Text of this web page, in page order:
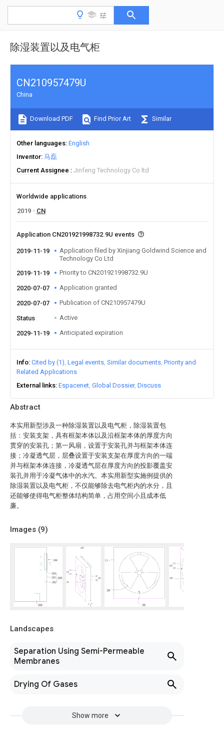
除湿装置以及电气柜
Abstract
本实用新型涉及一种除湿装置以及电气柜，除湿装置包
括：安装支架，具有框架本体以及沿框架本体的厚度方向
贯穿的安装孔；第一风扇，设置于安装孔并与框架本体连
接；冷凝透气层，层叠设置于安装支架在厚度方向的一端
并与框架本体连接，冷凝透气层在厚度方向的投影覆盖安
装孔并用于冷凝气体中的水汽。本实用新型实施例提供的
除湿装置以及电气柜，不仅能够除去电气柜内的水分，且
还能够使得电气柜整体结构简单，占用空间小且成本低
廉。
Images (9)
Landscapes
Separation Using Semi-Permeable
Membranes
Drying Of Gases
Show more
CN210957479U
China
Download PDF Find Prior Art Similar
Other languages English
Inventor 马磊
Current Assignee
Jinfeng Technology Co ltd
Worldwide applications
2019
CN
Application CN201921998732.9U events
2019-11-19
Application filed by Xinjiang Goldwind Science and
Technology Co Ltd
2019-11-19
Priority to CN201921998732.9U
2020-07-07 Application granted
2020-07-07 Publication of CN210957479U
Status Active
2029-11-19 Anticipated expiration
Info Cited by (1) Legal events Similar documents Priority and
Related Applications
External links Espacenet Global Dossier Discuss